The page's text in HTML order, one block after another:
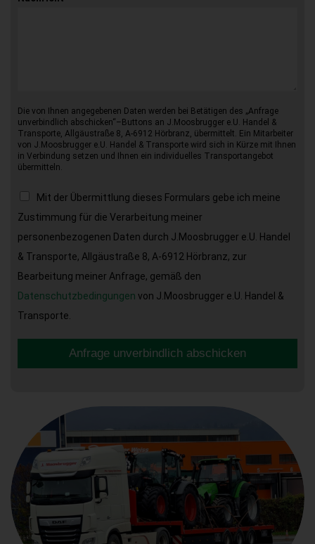
Die von Ihnen angegebenen Daten werden bei Betätigen des „Anfrage
unverbindlich abschicken“–Buttons an J.Moosbrugger e.U. Handel &
Transporte, Allgäustraße 8, A-6912 Hörbranz, übermittelt. Ein Mitarbeiter
von J.Moosbrugger e.U. Handel & Transporte wird sich in Kürze mit Ihnen
in Verbindung setzen und Ihnen ein individuelles Transportangebot
übermitteln.
Mit der Übermittlung dieses Formulars gebe ich meine
Zustimmung für die Verarbeitung meiner
personenbezogenen Daten durch J.Moosbrugger e.U. Handel
& Transporte, Allgäustraße 8, A-6912 Hörbranz, zur
Bearbeitung meiner Anfrage, gemäß den
Datenschutzbedingungen von J.Moosbrugger e.U. Handel &
Transporte.
Anfrage unverbindlich abschicken